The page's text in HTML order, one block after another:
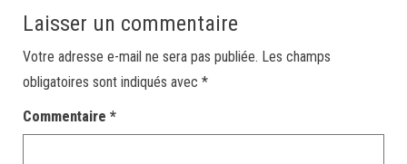
Laisser un commentaire
Votre adresse e-mail ne sera pas publiée. Les champs
obligatoires sont indiqués avec *
Commentaire *